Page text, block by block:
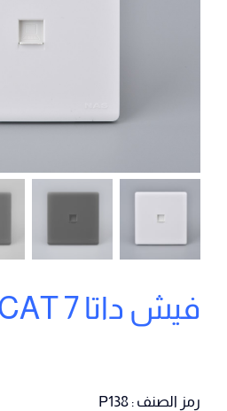
فيش داتا CAT 7 مفرد
رمز الصنف : P138